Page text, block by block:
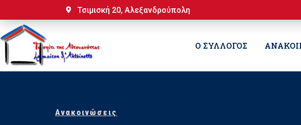
Τσιμισκή 20, Αλεξανδρούπολη
Ο ΣΥΛΛΟΓΟΣ
Ανακοινώσεις